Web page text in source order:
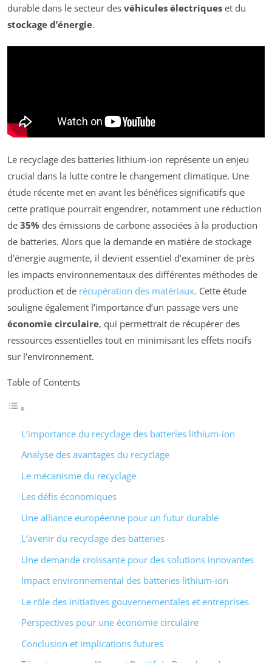
durable dans le secteur des véhicules électriques et du
stockage d’énergie.
Le recyclage des batteries lithium-ion représente un enjeu
crucial dans la lutte contre le changement climatique. Une
étude récente met en avant les bénéfices significatifs que
cette pratique pourrait engendrer, notamment une réduction
de 35% des émissions de carbone associées à la production
de batteries. Alors que la demande en matière de stockage
d’énergie augmente, il devient essentiel d’examiner de près
les impacts environnementaux des différentes méthodes de
production et de récupération des matériaux. Cette étude
souligne également l’importance d’un passage vers une
économie circulaire, qui permettrait de récupérer des
ressources essentielles tout en minimisant les effets nocifs
sur l’environnement.
Table of Contents
L’importance du recyclage des batteries lithium-ion
Analyse des avantages du recyclage
Le mécanisme du recyclage
Les défis économiques
Une alliance européenne pour un futur durable
L’avenir du recyclage des batteries
Une demande croissante pour des solutions innovantes
Impact environnemental des batteries lithium-ion
Le rôle des initiatives gouvernementales et entreprises
Perspectives pour une économie circulaire
Conclusion et implications futures